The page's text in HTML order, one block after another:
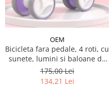
OEM
Bicicleta fara pedale, 4 roti, cu
sunete, lumini si baloane de
sapun
175,00 Lei
134,21 Lei